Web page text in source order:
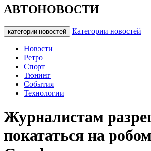
АВТОНОВОСТИ
категории новостей Категории новостей
Новости
Ретро
Спорт
Тюнинг
События
Технологии
Журналистам
покататься на